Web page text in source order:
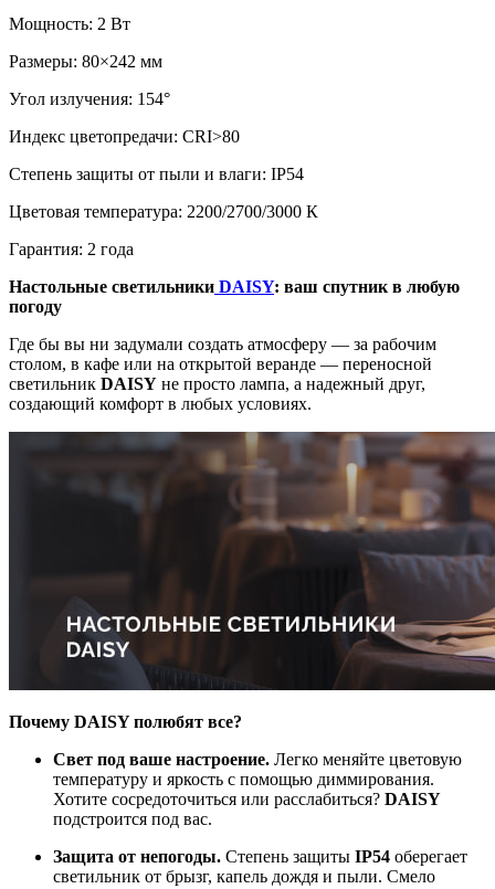
Мощность: 2 Вт
Размеры: 80×242 мм
Угол излучения: 154°
Индекс цветопредачи: CRI>80
Степень защиты от пыли и влаги: IP54
Цветовая температура: 2200/2700/3000 К
Гарантия: 2 года
Настольные светильники DAISY: ваш спутник в любую
погоду
Где бы вы ни задумали создать атмосферу — за рабочим
столом, в кафе или на открытой веранде — переносной
светильник DAISY не просто лампа, а надежный друг,
создающий комфорт в любых условиях.
Почему DAISY полюбят все?
Свет под ваше настроение. Легко меняйте цветовую
температуру и яркость с помощью диммирования.
Хотите сосредоточиться или расслабиться? DAISY
подстроится под вас.
Защита от непогоды. Степень защиты IP54 оберегает
светильник от брызг, капель дождя и пыли. Смело